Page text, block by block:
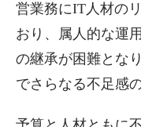
営業務にIT人材の
おり、属人的な運
の継承が困難とな
でさらなる不足感